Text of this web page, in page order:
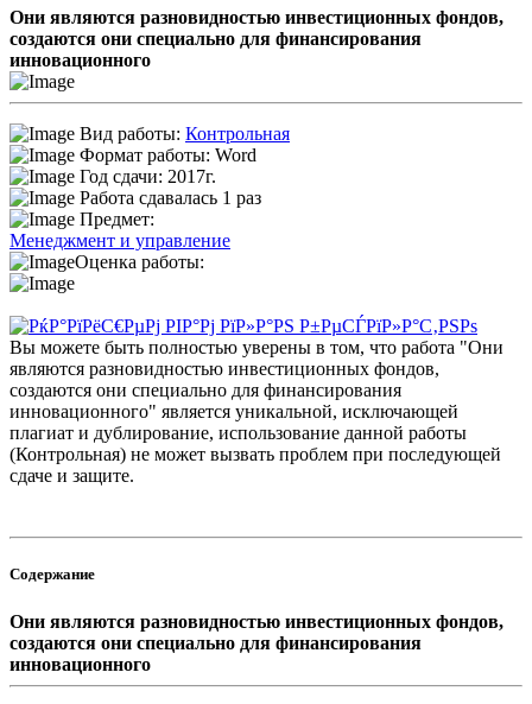
Они являются разновидностью инвестиционных фондов,
создаются они специально для финансирования
инновационного
Вид работы: Контрольная
Формат работы: Word
Год сдачи: 2017г.
Работа сдавалась 1 раз
Предмет:
Менеджмент и управление
Оценка работы:
Вы можете быть полностью уверены в том, что работа "Они
являются разновидностью инвестиционных фондов,
создаются они специально для финансирования
инновационного" является уникальной, исключающей
плагиат и дублирование, использование данной работы
(Контрольная) не может вызвать проблем при последующей
сдаче и защите.
Содержание
Они являются разновидностью инвестиционных фондов,
создаются они специально для финансирования
инновационного